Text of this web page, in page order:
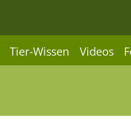
Tier-Wissen Videos